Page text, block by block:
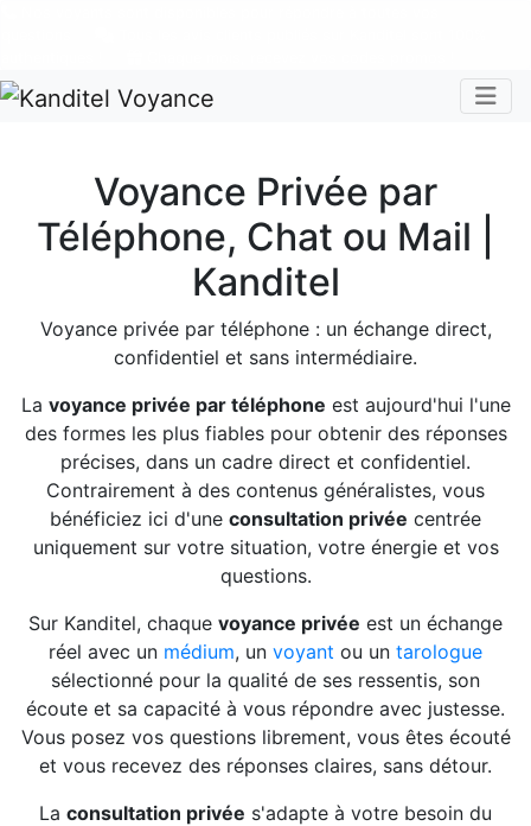
Voyance Privée par
Téléphone, Chat ou Mail |
Kanditel
Voyance privée par téléphone : un échange direct,
confidentiel et sans intermédiaire.
La voyance privée par téléphone est aujourd'hui l'une
des formes les plus fiables pour obtenir des réponses
précises, dans un cadre direct et confidentiel.
Contrairement à des contenus généralistes, vous
bénéficiez ici d'une consultation privée centrée
uniquement sur votre situation, votre énergie et vos
questions.
Sur Kanditel, chaque voyance privée est un échange
réel avec un médium, un voyant ou un tarologue
sélectionné pour la qualité de ses ressentis, son
écoute et sa capacité à vous répondre avec justesse.
Vous posez vos questions librement, vous êtes écouté
et vous recevez des réponses claires, sans détour.
La consultation privée s'adapte à votre besoin du